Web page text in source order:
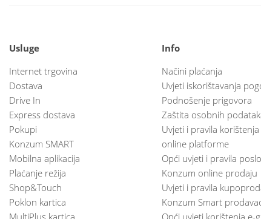
Usluge
Internet trgovina
Dostava
Drive In
Express dostava
Pokupi
Konzum SMART
Mobilna aplikacija
Plaćanje režija
Shop&Touch
Poklon kartica
MultiPlus kartica
Info
Načini plaćanja
Uvjeti iskorištavanja
Podnošenje prigovora
Zaštita osobnih
Uvjeti i pravila
online platforme
Opći uvjeti i pravila
Konzum online prodaju
Uvjeti i pravila
Konzum Smart
Opći uvjeti korištenja e-